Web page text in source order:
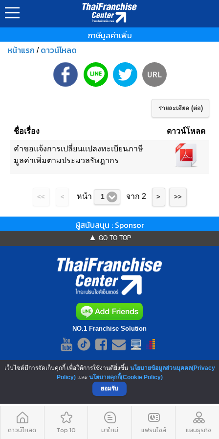
ภาษีมูลค่าเพิ่ม
หน้าแรก / ดาวน์โหลด
รายละเอียด (ต่อ)
ชื่อเรื่อง ดาวน์โหลด
คำขอแจ้งการเปลี่ยนแปลงทะเบียนภาษี
มูลค่าเพิ่มตามประมวลรัษฎากร
<< < หน้า 1 จาก 2 > >>
ผู้สนับสนุน : Sponsor
▲ GO TO TOP
NO.1 Franchise Solution
เว็บไซต์มีการจัดเก็บคุกกี้ เพื่อให้การใช้งานดียิ่งขึ้น นโยบายข้อมูลส่วนบุคคล(Privacy
Policy)และ นโยบายคุกกี้(Cookie Policy)
ยอมรับ
ดาวน์โหลด Top 10 มาใหม่ แฟรนไชส์ แผนธุรกิจ